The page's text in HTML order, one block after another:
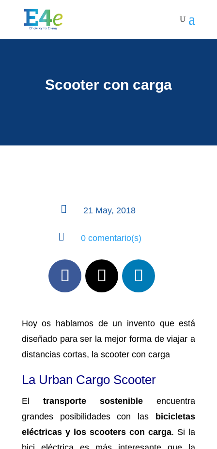
Scooter con carga
 21 May, 2018
 0 comentario(s)
Hoy os hablamos de un invento que está
diseñado para ser la mejor forma de viajar a
distancias cortas, la scooter con carga
La Urban Cargo Scooter
El transporte sostenible encuentra
grandes posibilidades con las bicicletas
eléctricas y los scooters con carga. Si la